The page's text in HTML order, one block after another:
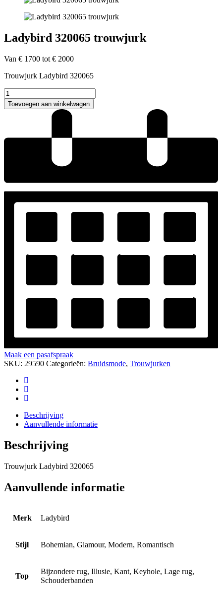
Ladybird 320065 trouwjurk
Van € 1700 tot € 2000
Trouwjurk Ladybird 320065
Ladybird
320065
trouwjurk
Toevoegen aan winkelwagen
Maak een pasafspraak
SKU: 29590 Categorieën: Bruidsmode, Trouwjurken
Beschrijving
Aanvullende informatie
Beschrijving
Trouwjurk Ladybird 320065
Aanvullende informatie
Merk Ladybird
Stijl Bohemian, Glamour, Modern, Romantisch
Top
Bijzondere rug, Illusie, Kant, Keyhole, Lage rug,
Schouderbanden